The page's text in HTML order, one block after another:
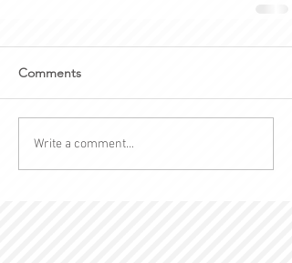
Comments
Write a comment...